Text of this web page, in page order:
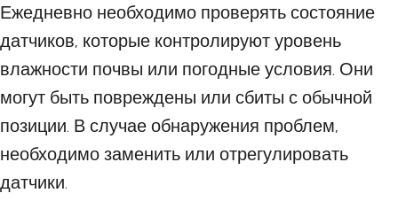
Ежедневно необходимо проверять состояние
датчиков, которые контролируют уровень
влажности почвы или погодные условия. Они
могут быть повреждены или сбиты с обычной
позиции. В случае обнаружения проблем,
необходимо заменить или отрегулировать
датчики.